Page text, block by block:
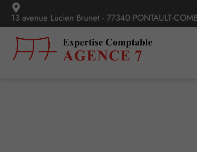
13 avenue Lucien Brunet - 77340 PONTAULT-